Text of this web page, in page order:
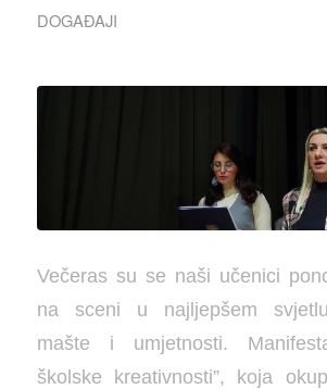
DOGAĐAJI
Večeras su se naši učenici
na sceni u najljepšem
mašte i umjetnosti.
školske kreativnosti”, koja